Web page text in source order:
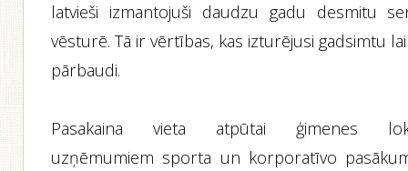
latvieši izmantojuši daudzu gadu desmitu
vēsturē. Tā ir vērtības, kas izturējusi gadsimtu
pārbaudi.
Pasakaina vieta atpūtai ģimenes
uzņēmumiem sporta un korporatīvo